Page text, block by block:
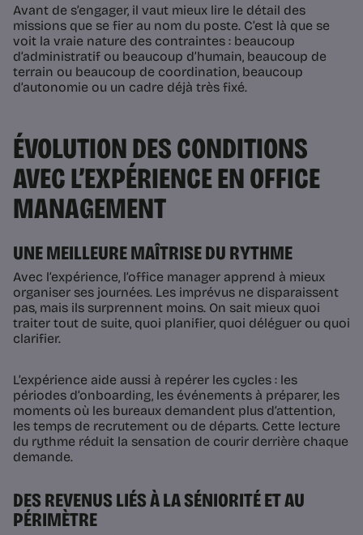
Avant de s’engager, il vaut mieux lire le détail des
missions que se fier au nom du poste. C’est là que se
voit la vraie nature des contraintes : beaucoup
d’administratif ou beaucoup d’humain, beaucoup de
terrain ou beaucoup de coordination, beaucoup
d’autonomie ou un cadre déjà très fixé.
ÉVOLUTION DES CONDITIONS
AVEC L’EXPÉRIENCE EN OFFICE
MANAGEMENT
UNE MEILLEURE MAÎTRISE DU RYTHME
Avec l’expérience, l’office manager apprend à mieux
organiser ses journées. Les imprévus ne disparaissent
pas, mais ils surprennent moins. On sait mieux quoi
traiter tout de suite, quoi planifier, quoi déléguer ou quoi
clarifier.
L’expérience aide aussi à repérer les cycles : les
périodes d’onboarding, les événements à préparer, les
moments où les bureaux demandent plus d’attention,
les temps de recrutement ou de départs. Cette lecture
du rythme réduit la sensation de courir derrière chaque
demande.
DES REVENUS LIÉS À LA SÉNIORITÉ ET AU
PÉRIMÈTRE